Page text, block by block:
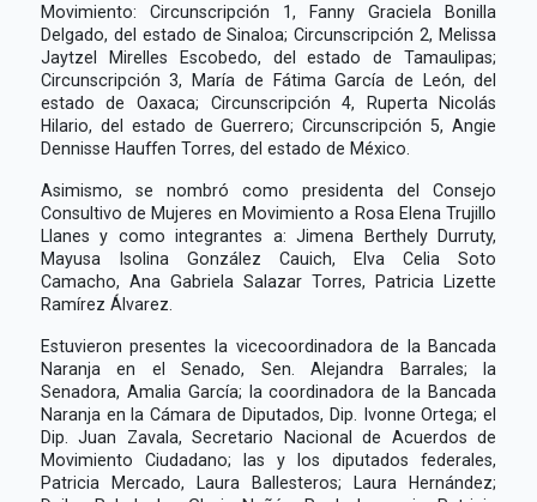
Movimiento: Circunscripción 1, Fanny Graciela Bonilla
Delgado, del estado de Sinaloa; Circunscripción 2, Melissa
Jaytzel Mirelles Escobedo, del estado de Tamaulipas;
Circunscripción 3, María de Fátima García de León, del
estado de Oaxaca; Circunscripción 4, Ruperta Nicolás
Hilario, del estado de Guerrero; Circunscripción 5, Angie
Dennisse Hauffen Torres, del estado de México.
Asimismo, se nombró como presidenta del Consejo
Consultivo de Mujeres en Movimiento a Rosa Elena Trujillo
Llanes y como integrantes a: Jimena Berthely Durruty,
Mayusa Isolina González Cauich, Elva Celia Soto
Camacho, Ana Gabriela Salazar Torres, Patricia Lizette
Ramírez Álvarez.
Estuvieron presentes la vicecoordinadora de la Bancada
Naranja en el Senado, Sen. Alejandra Barrales; la
Senadora, Amalia García; la coordinadora de la Bancada
Naranja en la Cámara de Diputados, Dip. Ivonne Ortega; el
Dip. Juan Zavala, Secretario Nacional de Acuerdos de
Movimiento Ciudadano; las y los diputados federales,
Patricia Mercado, Laura Ballesteros; Laura Hernández;